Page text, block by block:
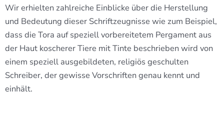
Wir erhielten zahlreiche Einblicke über die Herstellung
und Bedeutung dieser Schriftzeugnisse wie zum Beispiel,
dass die Tora auf speziell vorbereitetem Pergament aus
der Haut koscherer Tiere mit Tinte beschrieben wird von
einem speziell ausgebildeten, religiös geschulten
Schreiber, der gewisse Vorschriften genau kennt und
einhält.